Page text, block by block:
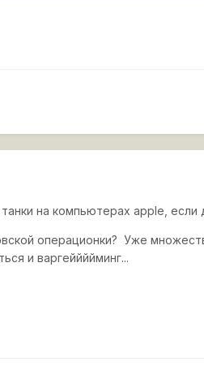
на компьютерах apple, если
операционки? Уже
и варгеййййминг...